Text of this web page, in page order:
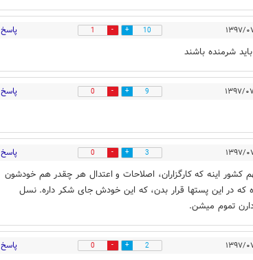
10
1 پاسخ
شرمنده باشند
9
0 پاسخ
3
0 پاسخ
اینه که کارگزاران، اصلاحات و اعتدال هر چقدر هم خودشون
که در این پستها قرار بدن، که این خودش جای شکر داره. نسل
تموم میشن.
2
0 پاسخ